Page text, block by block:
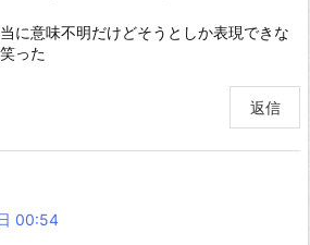
に意味不明だけどそうとしか表現できな
った
返信
00:54